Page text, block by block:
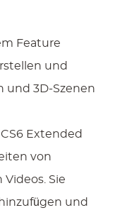
Feature
und
und 3D-Szenen
Extended
von
Sie
und